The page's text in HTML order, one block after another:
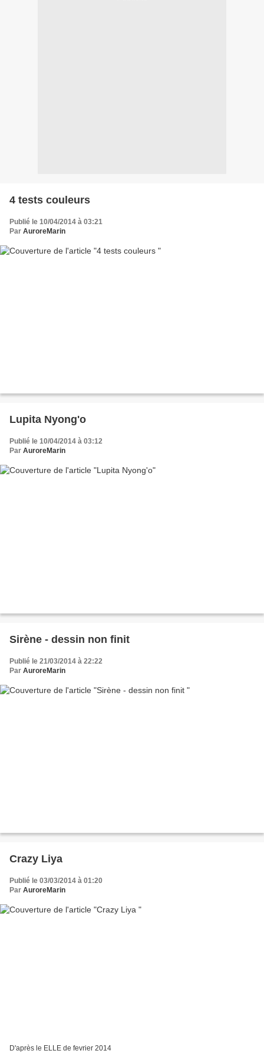
4 tests couleurs
Publié le 10/04/2014 à 03:21
Par AuroreMarin
Lupita Nyong'o
Publié le 10/04/2014 à 03:12
Par AuroreMarin
Sirène - dessin non finit
Publié le 21/03/2014 à 22:22
Par AuroreMarin
Crazy Liya
Publié le 03/03/2014 à 01:20
Par AuroreMarin
D'après le ELLE de fevrier 2014